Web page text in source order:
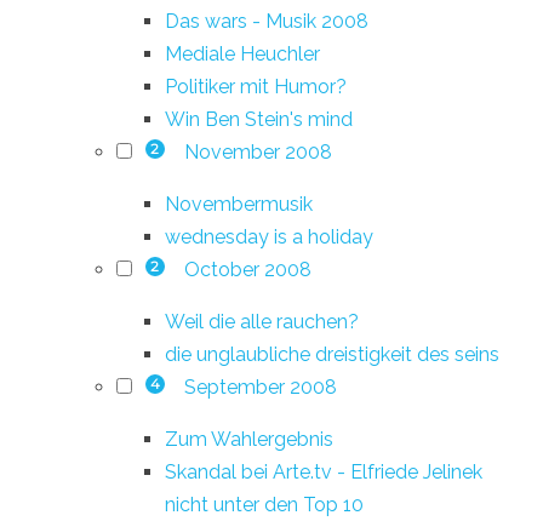
Das wars - Musik 2008
Mediale Heuchler
Politiker mit Humor?
Win Ben Stein's mind
2 November 2008
Novembermusik
wednesday is a holiday
2 October 2008
Weil die alle rauchen?
die unglaubliche dreistigkeit des seins
4 September 2008
Zum Wahlergebnis
Skandal bei Arte.tv - Elfriede Jelinek
nicht unter den Top 10